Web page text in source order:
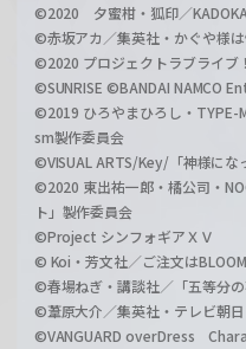
©2020 夕蜜柑・狐印／
©赤坂アカ／集英社・かぐや様
©2020 プロジェクトラブライブ
©SUNRISE ©BANDAI NAMCO
©2019 ひろやまひろし・TYPE-
sm製作委員会
©VISUAL ARTS/Key/「神様に
©2020 東出祐一郎・橘公司・
ト」製作委員会
©Project シンフォギアＸＶ
© Koi・芳文社／ご注文は
©春場ねぎ・講談社／「五等分
©葦原大介／集英社・テレビ朝
©VANGUARD overDress